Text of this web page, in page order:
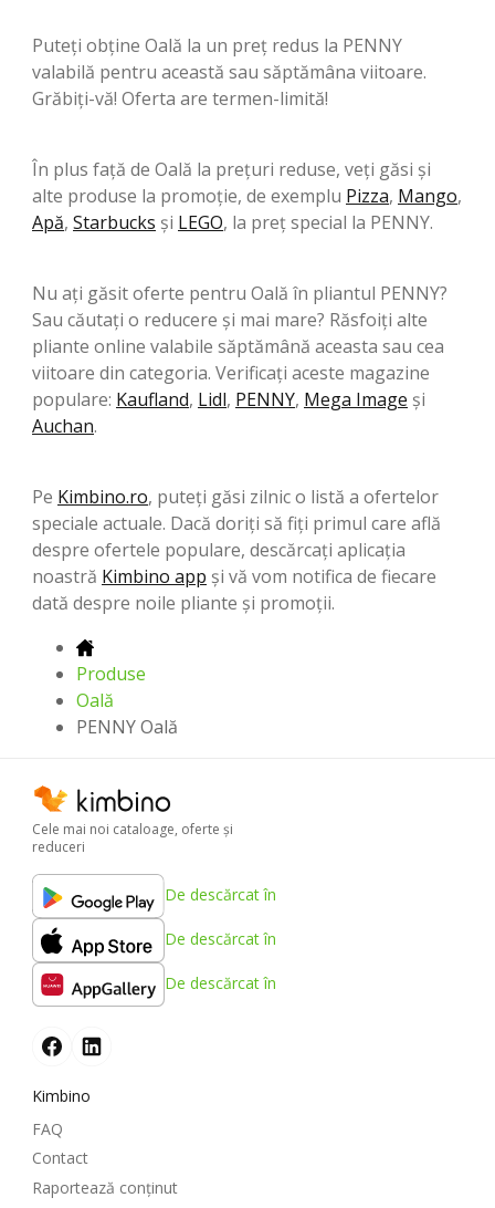
Puteți obține Oală la un preț redus la PENNY
valabilă pentru această sau săptămâna viitoare.
Grăbiți-vă! Oferta are termen-limită!
În plus față de Oală la prețuri reduse, veți găsi și
alte produse la promoție, de exemplu Pizza, Mango,
Apă, Starbucks şi LEGO, la preț special la PENNY.
Nu ați găsit oferte pentru Oală în pliantul PENNY?
Sau căutați o reducere și mai mare? Răsfoiți alte
pliante online valabile săptămână aceasta sau cea
viitoare din categoria. Verificați aceste magazine
populare: Kaufland, Lidl, PENNY, Mega Image şi
Auchan.
Pe Kimbino.ro, puteți găsi zilnic o listă a ofertelor
speciale actuale. Dacă doriți să fiți primul care află
despre ofertele populare, descărcați aplicația
noastră Kimbino app și vă vom notifica de fiecare
dată despre noile pliante și promoții.
Produse
Oală
PENNY Oală
Cele mai noi cataloage, oferte şi
reduceri
De descărcat în
De descărcat în
De descărcat în
Kimbino
FAQ
Contact
Raportează conținut